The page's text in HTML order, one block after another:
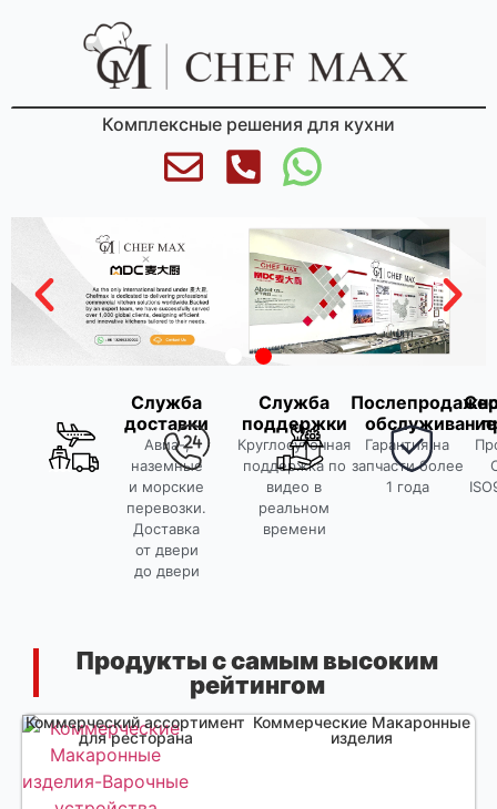
Комплексные решения для кухни
Служба
доставки
Авиа-,
наземные
и морские
перевозки.
Доставка
от двери
до двери
Служба
поддержки
Круглосуточная
поддержка по
видео в
реальном
времени
обслуживание
Гарантия на
запчасти более
1 года
Продукты с самым высоким
рейтингом
Коммерческий ассортимент
для ресторана
Коммерческие Макаронные
изделия